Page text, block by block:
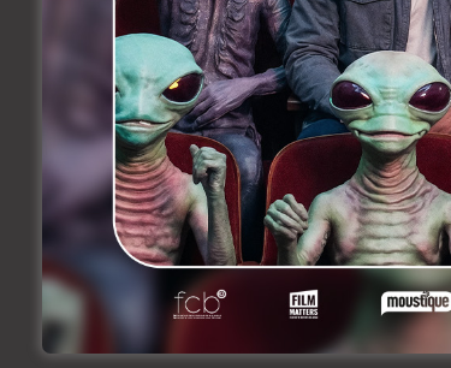
Adéola Hawna, « Ceci n’est
pas un film français ».
6 heures ago